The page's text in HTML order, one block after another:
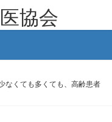
なくても多くても、高齢患者